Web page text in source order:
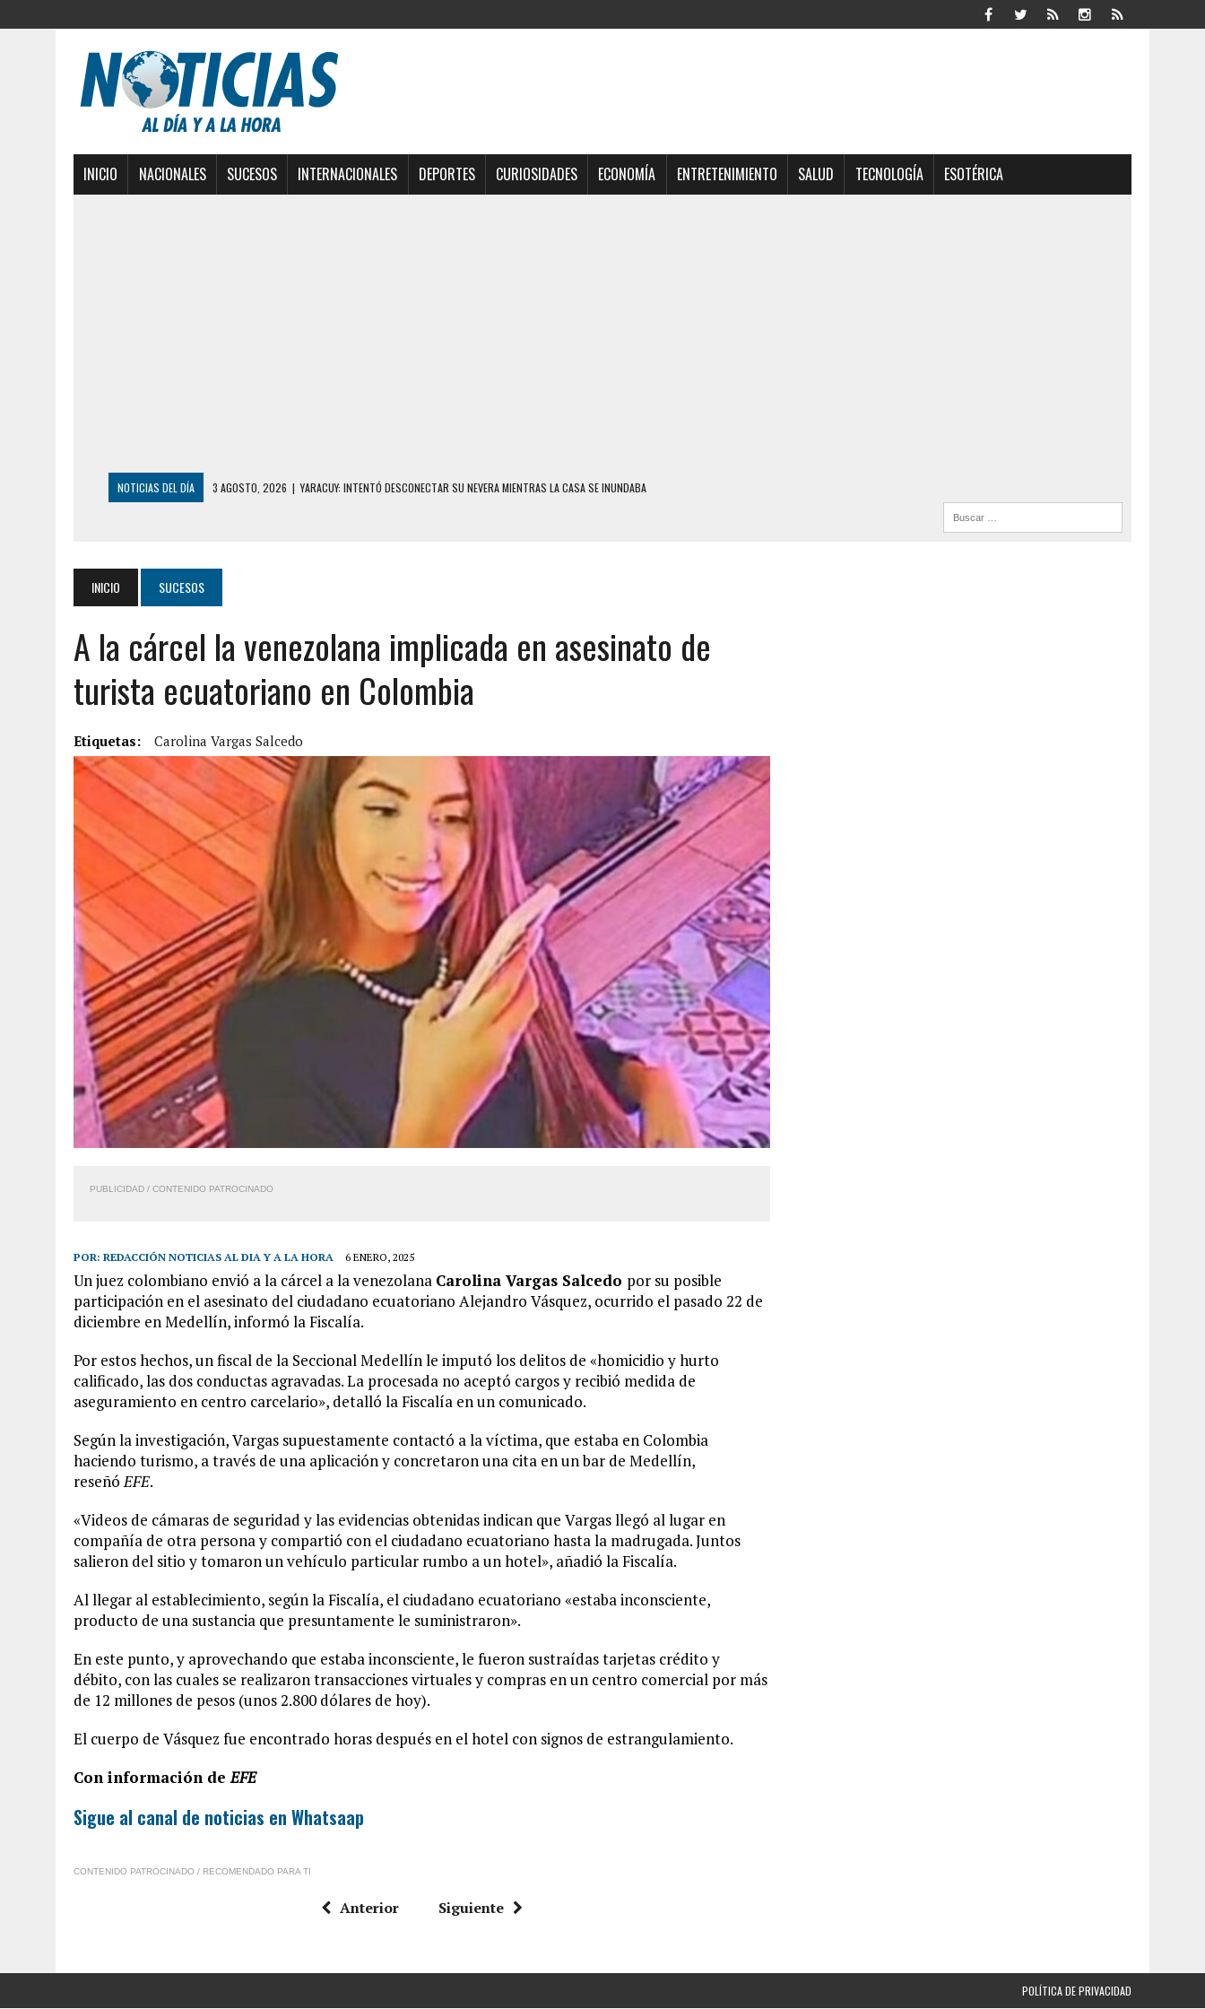
INICIO NACIONALES SUCESOS INTERNACIONALES DEPORTES CURIOSIDADES ECONOMÍA ENTRETENIMIENTO SALUD TECNOLOGÍA ESOTÉRICA
NOTICIAS DEL DÍA 2 AGOSTO, 2026 | AYUDABA A PERSONAS EN SITUACIÓN DE CALLE Y MURIÓ A MANOS DE VARIOS DE ELLOS EN MATURÍN
6 AGOSTO, 2026 | BARINAS: ADOLESCENTE SE QUITÓ LA VIDA TRAS SER ACOSADA Y ABUSADA POR LA PAREJA DE SU ABUELA
6 AGOSTO, 2026
CONMOCIÓN EN COLORADO POR ASESINATO DE UNA ADOLESCENTE VENEZOLANA EN REUNIÓN CON AMIGOS
5 AGOSTO, 2026
PRESUNTO BROTE PSICÓTICO POR FALTA DE TRATAMIENTO DESENCADENÓ TRAGEDIA FAMILIAR
5 AGOSTO, 2026
HORROR EN BARINAS: UN HOMBRE INDUJO AL SUICIDIO A UNA ADOLESCENTE DE 13 AÑOS TRAS ABUSAR DE ELLA
EDIFICIO PETUNIA
3 AGOSTO, 2026
YARACUY: INTENTÓ DESCONECTAR SU NEVERA MIENTRAS LA CASA SE INUNDABA
INICIO SUCESOS
A la cárcel la venezolana implicada en asesinato de
turista ecuatoriano en Colombia
Etiquetas: Carolina Vargas Salcedo
PUBLICIDAD / CONTENIDO PATROCINADO
POR: REDACCIÓN NOTICIAS AL DIA Y A LA HORA 6 ENERO, 2025
Un juez colombiano envió a la cárcel a la venezolana Carolina Vargas Salcedo por su posible
participación en el asesinato del ciudadano ecuatoriano Alejandro Vásquez, ocurrido el pasado 22 de
diciembre en Medellín, informó la Fiscalía.
Por estos hechos, un fiscal de la Seccional Medellín le imputó los delitos de «homicidio y hurto
calificado, las dos conductas agravadas. La procesada no aceptó cargos y recibió medida de
aseguramiento en centro carcelario», detalló la Fiscalía en un comunicado.
Según la investigación, Vargas supuestamente contactó a la víctima, que estaba en Colombia
haciendo turismo, a través de una aplicación y concretaron una cita en un bar de Medellín,
reseñóEFE.
«Videos de cámaras de seguridad y las evidencias obtenidas indican que Vargas llegó al lugar en
compañía de otra persona y compartió con el ciudadano ecuatoriano hasta la madrugada. Juntos
salieron del sitio y tomaron un vehículo particular rumbo a un hotel», añadió la Fiscalía.
Al llegar al establecimiento, según la Fiscalía, el ciudadano ecuatoriano «estaba inconsciente,
producto de una sustancia que presuntamente le suministraron».
En este punto, y aprovechando que estaba inconsciente, le fueron sustraídas tarjetas crédito y
débito, con las cuales se realizaron transacciones virtuales y compras en un centro comercial por más
de 12 millones de pesos (unos 2.800 dólares de hoy).
El cuerpo de Vásquez fue encontrado horas después en el hotel con signos de estrangulamiento.
Con información deEFE
Sigue al canal de noticias en Whatsaap
CONTENIDO PATROCINADO / RECOMENDADO PARA TI
Anterior Siguiente
POLÍTICA DE PRIVACIDAD